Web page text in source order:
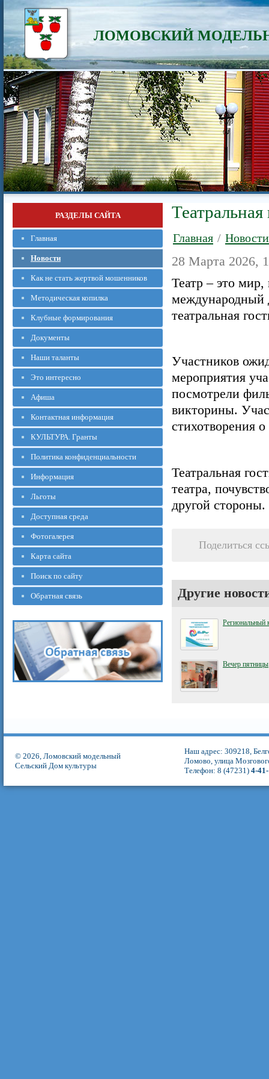
ЛОМОВСКИЙ
РАЗДЕЛЫ САЙТА
Главная
Новости
Как не стать жертвой мошенников
Методическая копилка
Клубные формирования
Документы
Наши таланты
Это интересно
Афиша
Контактная информация
КУЛЬТУРА. Гранты
Политика конфиденциальности
Информация
Льготы
Доступная среда
Фотогалерея
Карта сайта
Поиск по сайту
Обратная связь
Театральная
Главная / Новости
28 Марта 2026,
Театр – это
международный
театральная
Участников
мероприятия
посмотрели
викторины.
стихотворения о
Театральная
театра,
другой стороны.
Поделиться
Другие
Региональный
Вечер пятницы
© 2026, Ломовский модельный
Сельский Дом культуры
Наш адрес: 309218,
Ломово, улица
Телефон: 8 (47231) 4-